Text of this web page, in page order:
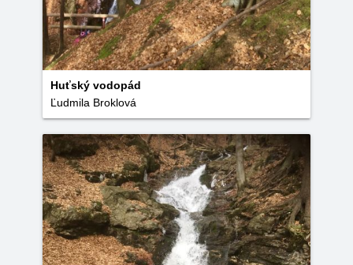
Huťský vodopád
Ľudmila Broklová